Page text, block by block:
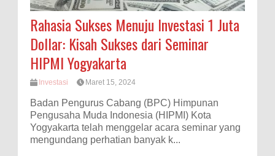
Rahasia Sukses Menuju Investasi 1 Juta
Dollar: Kisah Sukses dari Seminar
HIPMI Yogyakarta
Investasi Maret 15, 2024
Badan Pengurus Cabang (BPC) Himpunan
Pengusaha Muda Indonesia (HIPMI) Kota
Yogyakarta telah menggelar acara seminar yang
mengundang perhatian banyak k...